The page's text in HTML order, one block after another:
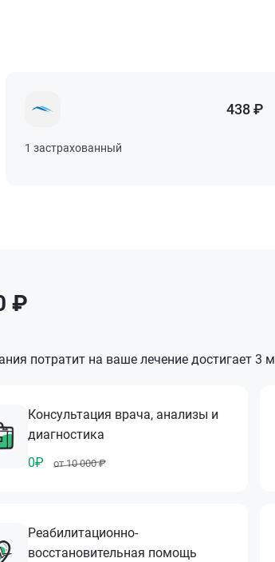
438 ₽
1 застрахованный
438 ₽
1 застрахованный
438 ₽
1 застрахованный
438 ₽
1 застрахованный
₽
потратит на ваше лечение достигает 3
Консультация врача, анализы и
диагностика
0₽
от 10 000 ₽
Реабилитационно-
восстановительная помощь